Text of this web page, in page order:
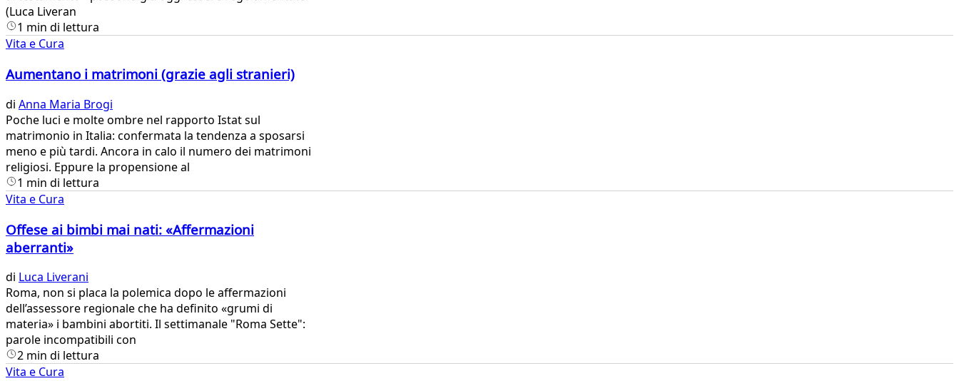
(Luca Liveran
1 min di lettura
Vita e Cura
Aumentano i matrimoni (grazie agli stranieri)
di Anna Maria Brogi
Poche luci e molte ombre nel rapporto Istat sul
matrimonio in Italia: confermata la tendenza a sposarsi
meno e più tardi. Ancora in calo il numero dei matrimoni
religiosi. Eppure la propensione al
1 min di lettura
Vita e Cura
Offese ai bimbi mai nati: «Affermazioni
aberranti»
di Luca Liverani
Roma, non si placa la polemica dopo le affermazioni
dell’assessore regionale che ha definito «grumi di
materia» i bambini abortiti. ​Il settimanale "Roma Sette":
parole incompatibili con
2 min di lettura
Vita e Cura